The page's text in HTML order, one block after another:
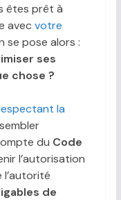
êtes prêt à
avec votre
se pose alors :
ses
chose ?
la
du Code
l’autorisation
de